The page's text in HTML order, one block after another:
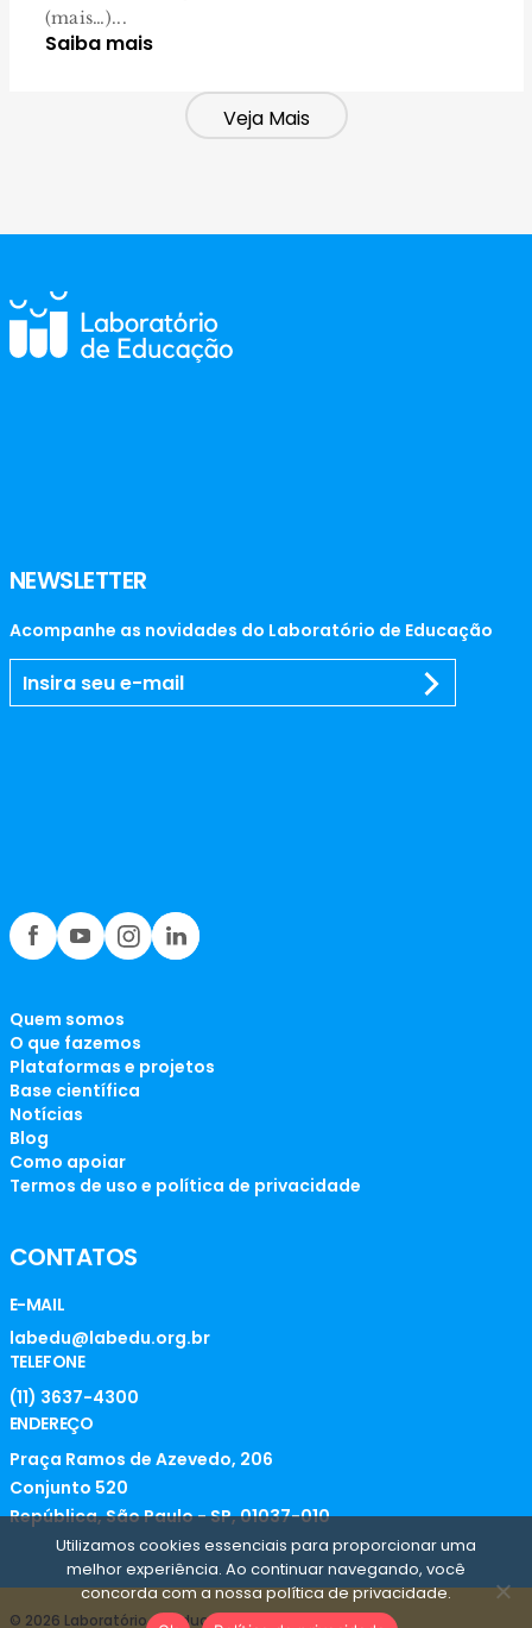
(mais…)...
Saiba mais
Veja Mais
NEWSLETTER
Acompanhe as novidades do Laboratório de Educação
Quem somos
O que fazemos
Plataformas e projetos
Base científica
Notícias
Blog
Como apoiar
Termos de uso e política de privacidade
CONTATOS
E-MAIL
labedu@labedu.org.br
TELEFONE
(11) 3637-4300
ENDEREÇO
Praça Ramos de Azevedo, 206
Conjunto 520
República, São Paulo - SP, 01037-010
© 2026 Laboratório de Educação
Utilizamos cookies essenciais para proporcionar uma
melhor experiência. Ao continuar navegando, você
concorda com a nossa política de privacidade.